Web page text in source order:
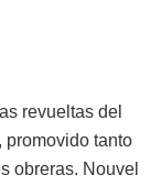
revueltas del
promovido tanto
obreras. Nouvel